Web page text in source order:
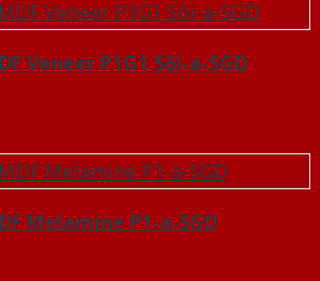
Veneer P1G1 Sồi-a-SGD
Melamine P1-a-SGD